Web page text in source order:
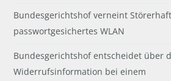
Bundesgerichtshof verneint
passwortgesichertes WLAN
Bundesgerichtshof entscheidet über
Widerrufsinformation bei einem